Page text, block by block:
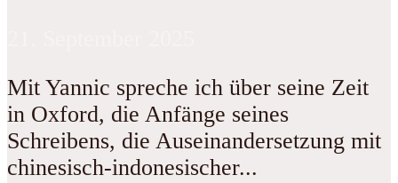
Mit Yannic spreche ich über seine Zeit
in Oxford, die Anfänge seines
Schreibens, die Auseinandersetzung mit
chinesisch-indonesischer...